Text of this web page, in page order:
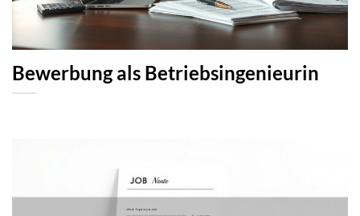
Bewerbung als Betriebsingenieurin